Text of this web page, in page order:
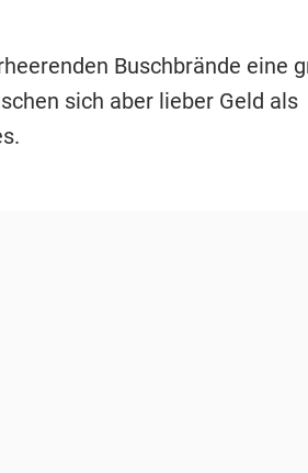
Buschbrände eine
sich aber lieber Geld als